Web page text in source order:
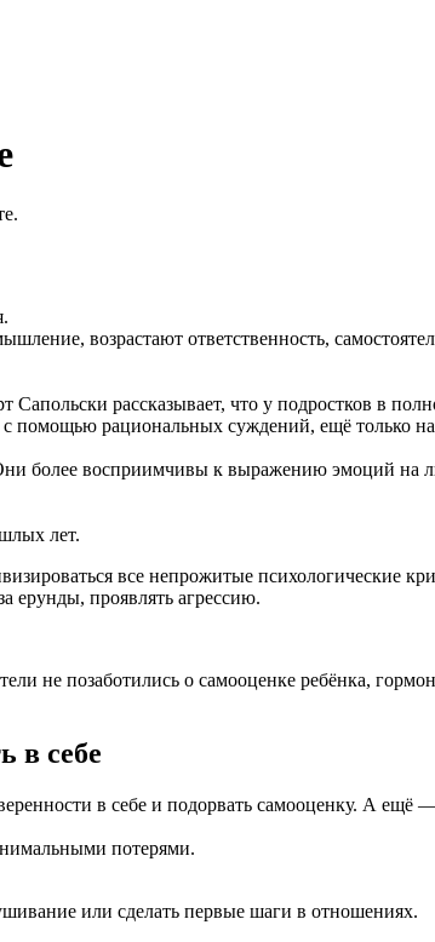
возрастают ответственность,
рассказывает, что у подростков в
с помощью рациональных суждений, ещё только
более восприимчивы к выражению эмоций на
лет.
все непрожитые психологические
ерунды, проявлять агрессию.
не позаботились о самооценке ребёнка,
в себе
в себе и подорвать самооценку. А ещё
потерями.
или сделать первые шаги в отношениях.